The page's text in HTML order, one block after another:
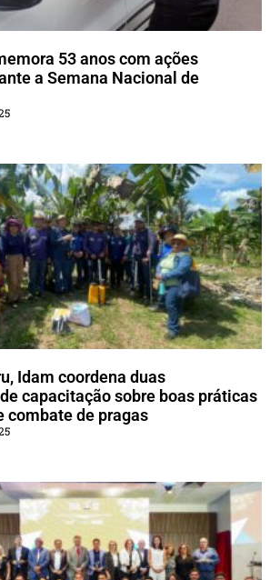
53 anos com ações
a Semana Nacional de
Idam coordena duas
capacitação sobre boas práticas
combate de pragas